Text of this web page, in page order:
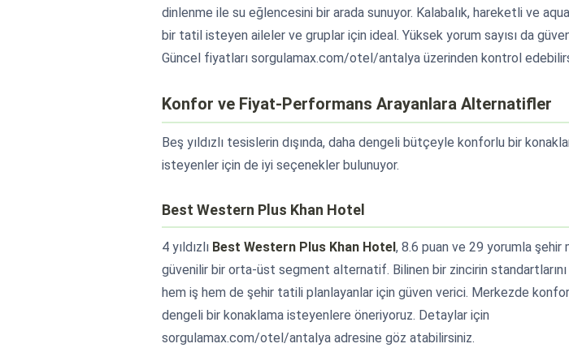
dinlenme ile su eğlencesini bir arada sunuyor. Kalabalık, hareketli ve
bir tatil isteyen aileler ve gruplar için ideal. Yüksek yorum sayısı da
Güncel fiyatları sorgulamax.com/otel/antalya üzerinden kontrol
Konfor ve Fiyat-Performans Arayanlara Alternatifler
Beş yıldızlı tesislerin dışında, daha dengeli bütçeyle konforlu bir
isteyenler için de iyi seçenekler bulunuyor.
Best Western Plus Khan Hotel
4 yıldızlı Best Western Plus Khan Hotel, 8.6 puan ve 29 yorumla şehir
güvenilir bir orta-üst segment alternatif. Bilinen bir zincirin standartlarını
hem iş hem de şehir tatili planlayanlar için güven verici. Merkezde
dengeli bir konaklama isteyenlere öneriyoruz. Detaylar için
sorgulamax.com/otel/antalya adresine göz atabilirsiniz.